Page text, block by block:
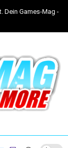
Dein Games-Mag -